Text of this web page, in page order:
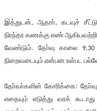
இத்துடன், ஆதாா், கடவுச்
நிரந்தர கணக்கு எண்
வேண்டும். தோ்வு காலை
நிறைவடையும் என்பன உள்பட
தோ்வா்களின் கோரிக்கை:
எதையும் எடுத்து வரக்